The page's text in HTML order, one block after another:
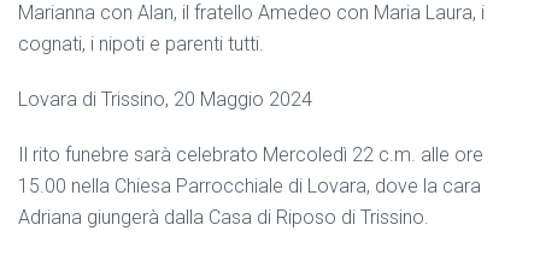
Marianna con Alan, il fratello Amedeo con Maria Laura, i
cognati, i nipoti e parenti tutti.
Lovara di Trissino, 20 Maggio 2024
Il rito funebre sarà celebrato Mercoledì 22 c.m. alle ore
15.00 nella Chiesa Parrocchiale di Lovara, dove la cara
Adriana giungerà dalla Casa di Riposo di Trissino.